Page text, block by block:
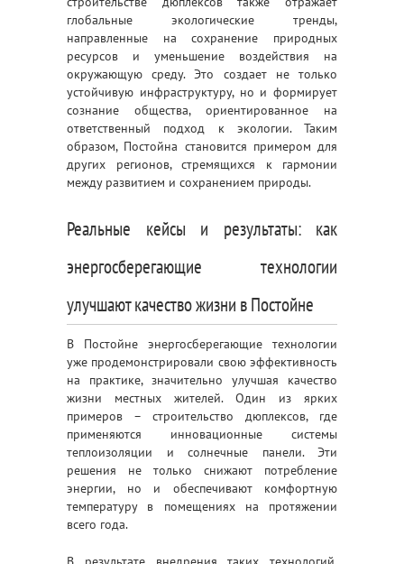
глобальные экологические тренды,
направленные на сохранение природных
ресурсов и уменьшение воздействия на
окружающую среду. Это создает не только
устойчивую инфраструктуру, но и формирует
сознание общества, ориентированное на
ответственный подход к экологии. Таким
образом, Постойна становится примером для
других регионов, стремящихся к гармонии
между развитием и сохранением природы.
Реальные кейсы и результаты: как
энергосберегающие технологии
улучшают качество жизни в Постойне
В Постойне энергосберегающие технологии
уже продемонстрировали свою эффективность
на практике, значительно улучшая качество
жизни местных жителей. Один из ярких
примеров – строительство дюплексов, где
применяются инновационные системы
теплоизоляции и солнечные панели. Эти
решения не только снижают потребление
энергии, но и обеспечивают комфортную
температуру в помещениях на протяжении
всего года.